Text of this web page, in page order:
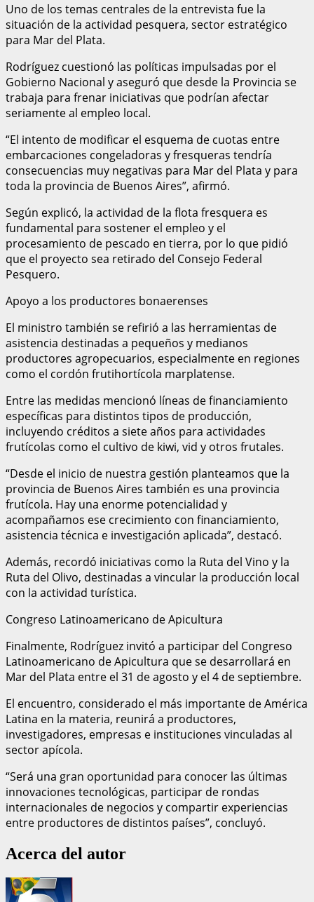
Uno de los temas centrales de la entrevista fue la
situación de la actividad pesquera, sector estratégico
para Mar del Plata.
Rodríguez cuestionó las políticas impulsadas por el
Gobierno Nacional y aseguró que desde la Provincia se
trabaja para frenar iniciativas que podrían afectar
seriamente al empleo local.
“El intento de modificar el esquema de cuotas entre
embarcaciones congeladoras y fresqueras tendría
consecuencias muy negativas para Mar del Plata y para
toda la provincia de Buenos Aires”, afirmó.
Según explicó, la actividad de la flota fresquera es
fundamental para sostener el empleo y el
procesamiento de pescado en tierra, por lo que pidió
que el proyecto sea retirado del Consejo Federal
Pesquero.
Apoyo a los productores bonaerenses
El ministro también se refirió a las herramientas de
asistencia destinadas a pequeños y medianos
productores agropecuarios, especialmente en regiones
como el cordón frutihortícola marplatense.
Entre las medidas mencionó líneas de financiamiento
específicas para distintos tipos de producción,
incluyendo créditos a siete años para actividades
frutícolas como el cultivo de kiwi, vid y otros frutales.
“Desde el inicio de nuestra gestión planteamos que la
provincia de Buenos Aires también es una provincia
frutícola. Hay una enorme potencialidad y
acompañamos ese crecimiento con financiamiento,
asistencia técnica e investigación aplicada”, destacó.
Además, recordó iniciativas como la Ruta del Vino y la
Ruta del Olivo, destinadas a vincular la producción local
con la actividad turística.
Congreso Latinoamericano de Apicultura
Finalmente, Rodríguez invitó a participar del Congreso
Latinoamericano de Apicultura que se desarrollará en
Mar del Plata entre el 31 de agosto y el 4 de septiembre.
El encuentro, considerado el más importante de América
Latina en la materia, reunirá a productores,
investigadores, empresas e instituciones vinculadas al
sector apícola.
“Será una gran oportunidad para conocer las últimas
innovaciones tecnológicas, participar de rondas
internacionales de negocios y compartir experiencias
entre productores de distintos países”, concluyó.
Acerca del autor